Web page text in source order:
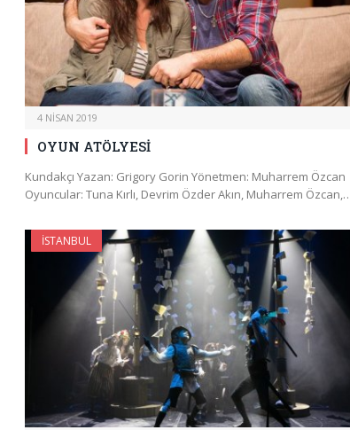
4 NISAN 2019
OYUN ATÖLYESİ
Kundakçı Yazan: Grigory Gorin Yönetmen: Muharrem Özcan
Oyuncular: Tuna Kırlı, Devrim Özder Akın, Muharrem
İSTANBUL